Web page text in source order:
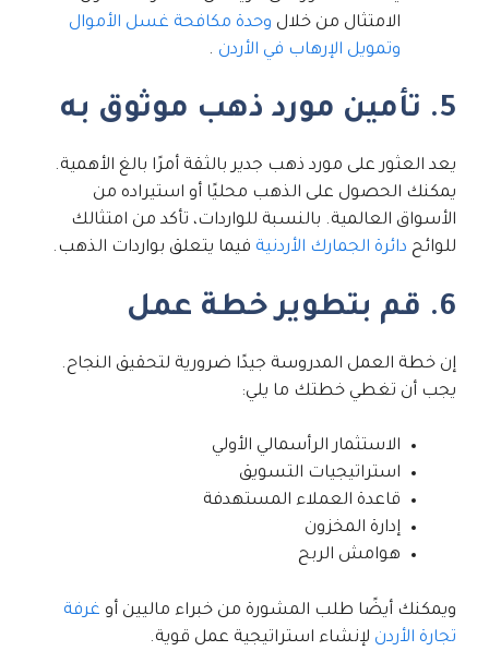
الامتثال من خلال وحدة مكافحة غسل الأموال
وتمويل الإرهاب في الأردن .
5. تأمين مورد ذهب موثوق به
يعد العثور على مورد ذهب جدير بالثقة أمرًا بالغ الأهمية.
يمكنك الحصول على الذهب محليًا أو استيراده من
الأسواق العالمية. بالنسبة للواردات، تأكد من امتثالك
للوائح دائرة الجمارك الأردنية فيما يتعلق بواردات الذهب.
6. قم بتطوير خطة عمل
إن خطة العمل المدروسة جيدًا ضرورية لتحقيق النجاح.
يجب أن تغطي خطتك ما يلي:
الاستثمار الرأسمالي الأولي
استراتيجيات التسويق
قاعدة العملاء المستهدفة
إدارة المخزون
هوامش الربح
ويمكنك أيضًا طلب المشورة من خبراء ماليين أو غرفة
تجارة الأردن لإنشاء استراتيجية عمل قوية.